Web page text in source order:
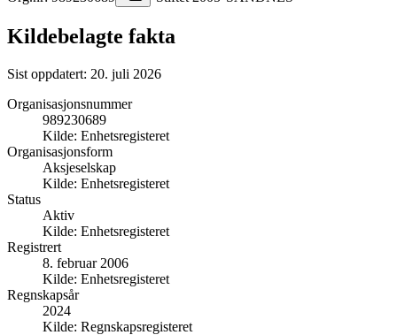
Kildebelagte fakta
Sist oppdatert: 20. juli 2026
Organisasjonsnummer
989230689
Kilde: Enhetsregisteret
Organisasjonsform
Aksjeselskap
Kilde: Enhetsregisteret
Status
Aktiv
Kilde: Enhetsregisteret
Registrert
8. februar 2006
Kilde: Enhetsregisteret
Regnskapsår
2024
Kilde: Regnskapsregisteret